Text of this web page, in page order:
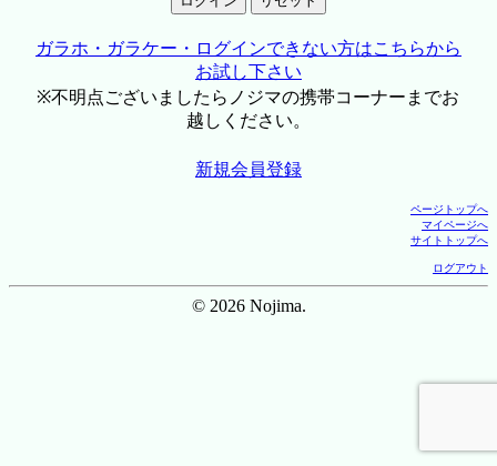
ガラホ・ガラケー・ログインできない方はこちらから
お試し下さい
※不明点ございましたらノジマの携帯コーナーまでお
越しください。
新規会員登録
ページトップへ
マイページへ
サイトトップへ
ログアウト
© 2026 Nojima.